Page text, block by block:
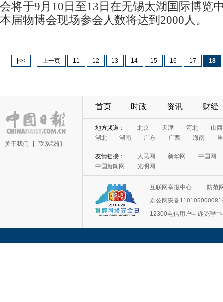
会将于9月10日至13日在无锡太湖国际博览
本届物博会现场参会人数将达到2000人。
|<< 上一页 11 12 13 14 15 16 17 18
关于我们 联系我们
首页 时政 资讯 财经
互联网举报中心
防范
京公网安备110105000081
12300电信用户申诉受理中